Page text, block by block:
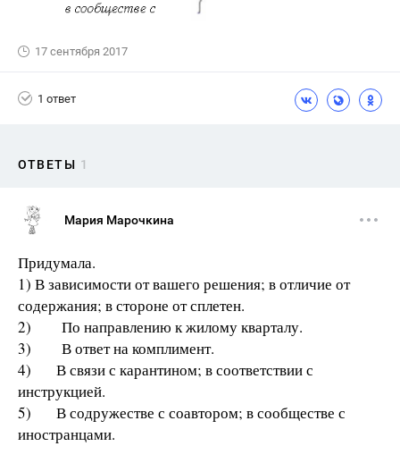
17 сентября 2017
1 ответ
ОТВЕТЫ 1
Мария Марочкина
Придумала.
1) В зависимости от вашего решения; в отличие от
содержания; в стороне от сплетен.
2) По направлению к жилому кварталу.
3) В ответ на комплимент.
4) В связи с карантином; в соответствии с
инструкцией.
5) В содружестве с соавтором; в сообществе с
иностранцами.